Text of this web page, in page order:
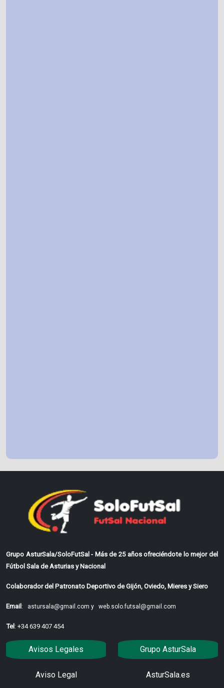
Grupo AsturSala/SoloFutSal - Más de 25 años ofreciéndote lo mejor del
Fútbol Sala de Asturias y Nacional
Colaborador del Patronato Deportivo de Gijón, Oviedo, Mieres y Siero
Email: astursala@gmail.com y web.solo.futsal@gmail.com
Tel: +34 639 407 454
Avisos Legales
Aviso Legal
Grupo AsturSala
AsturSala.es